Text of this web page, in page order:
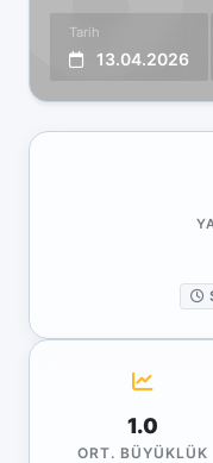
Tarih
13.04.2026
1.0
ORT. BÜYÜKLÜK